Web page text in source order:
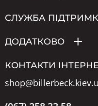
СЛУЖБА
ДОДАТКОВО
КОНТАКТИ